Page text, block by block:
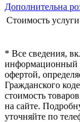
Дополнительна
Стоимость услуги
* Все сведения,
информационный
офертой,
Гражданского
стоимость
на сайте.
уточняйте по